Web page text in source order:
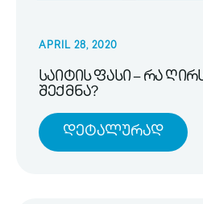
APRIL 28, 2020
საიტის ფასი – რა
შექმნა?
Დეტალურად